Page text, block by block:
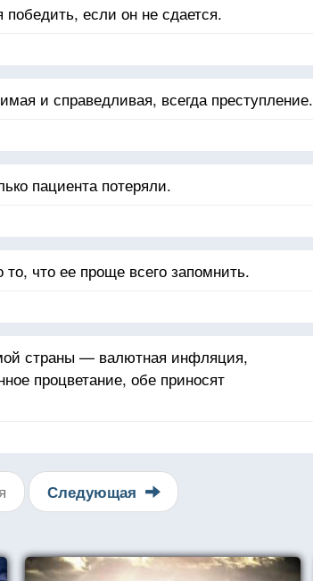
победить, если он не сдается.
и справедливая, всегда преступление.
пациента потеряли.
что ее проще всего запомнить.
страны — валютная инфляция,
процветание, обе приносят
Следующая